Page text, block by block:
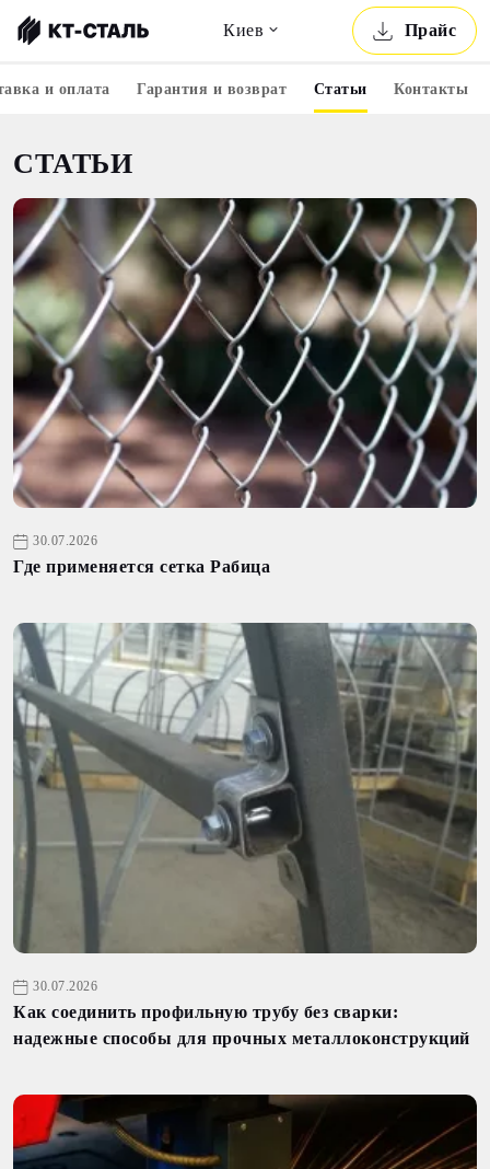
Прайс
Киев
и оплата Гарантия и возврат Статьи Контакты
СТАТЬИ
30.07.2026
Где применяется сетка Рабица
30.07.2026
Как соединить профильную трубу без сварки:
надежные способы для прочных металлоконструкций